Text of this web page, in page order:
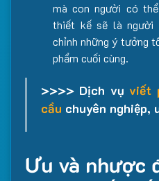
mà con người có
thiết kế sẽ là người
chỉnh những ý tưởng
phẩm cuối cùng.
>>>> Dịch vụviết
cầu chuyên nghiệp,
Ưu và nhược